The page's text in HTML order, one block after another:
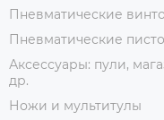
Пневматические
Пневматические
Аксессуары: пули,
др.
Ножи и мультитулы